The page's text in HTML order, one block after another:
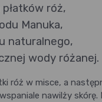
róż,
Manuka,
naturalnego,
wody różanej.
róż w misce, a
nawilży skórę.